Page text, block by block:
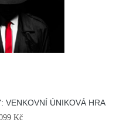
VENKOVNÍ ÚNIKOVÁ HRA
Kč